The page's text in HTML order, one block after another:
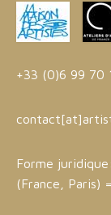
+33 (0)6 99 70
Forme
(France, Paris)